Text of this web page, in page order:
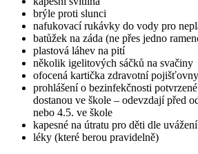
brýle proti slunci
nafukovací rukávky do vody pro
batůžek na záda (ne přes jedno
plastová láhev na pití
několik igelitových sáčků na svačiny
ofocená kartička zdravotní pojišťovny
prohlášení o bezinfekčnosti
dostanou ve škole – odevzdají před
nebo 4.5. ve škole
kapesné na útratu pro děti dle
léky (které berou pravidelně)